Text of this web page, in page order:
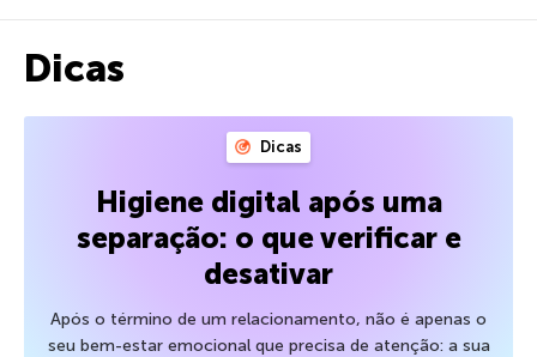
Dicas
Dicas
Higiene digital após uma
separação: o que verificar e
desativar
Após o término de um relacionamento, não é apenas o
seu bem-estar emocional que precisa de atenção: a sua